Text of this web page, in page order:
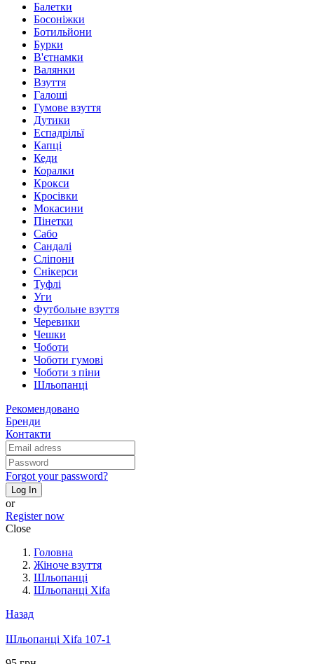
Балетки
Босоніжки
Ботильйони
Бурки
В'єтнамки
Валянки
Взуття
Галоші
Гумове взуття
Дутики
Еспадрільї
Капці
Кеди
Коралки
Крокси
Кросівки
Мокасини
Пінетки
Сабо
Сандалі
Сліпони
Снікерси
Туфлі
Уги
Футбольне взуття
Черевики
Чешки
Чоботи
Чоботи гумові
Чоботи з піни
Шльопанці
Рекомендовано
Бренди
Контакти
Forgot your password?
Log In
or
Register now
Close
Головна
Жіноче взуття
Шльопанці
Шльопанці Xifa
Назад
Шльопанці Xifa 107-1